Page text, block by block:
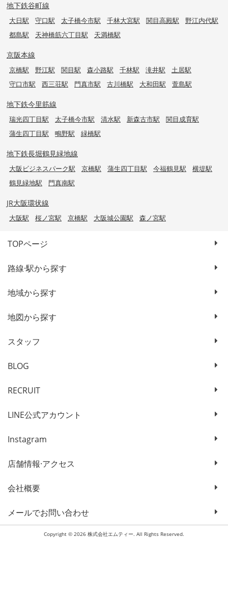
地下鉄谷町線
大日駅 守口駅 太子橋今市駅 千林大宮駅 関目高殿駅
野江内代駅
都島駅
天神橋筋六丁目駅 天満橋駅
京阪本線
京橋駅 野江駅 関目駅 森小路駅 千林駅 滝井駅
土居駅
守口市駅
西三荘駅 門真市駅 古川橋駅 大和田駅 萱島駅
地下鉄今里筋線
瑞光四丁目駅 太子橋今市駅 清水駅 新森古市駅
関目成育駅
蒲生四丁目駅
鴫野駅 緑橋駅
地下鉄長堀鶴見緑地線
大阪ビジネスパーク駅 京橋駅 蒲生四丁目駅 今福鶴見駅
横堤駅
鶴見緑地駅
門真南駅
JR大阪環状線
大阪駅 桜ノ宮駅 京橋駅 大阪城公園駅 森ノ宮駅
TOPページ
路線·駅から探す
地域から探す
地図から探す
スタッフ
BLOG
RECRUIT
LINE公式アカウント
Instagram
店舗情報·アクセス
会社概要
メールでお問い合わせ
Copyright © 2026 株式会社エムティー. All Rights Reserved.